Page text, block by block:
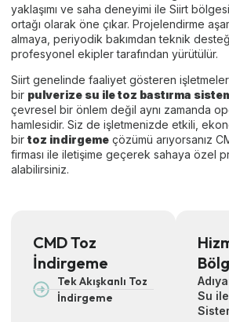
yaklaşımı ve saha deneyimi ile Siirt
ortağı olarak öne çıkar. Projelendirme
almaya, periyodik bakımdan teknik
profesyonel ekipler tarafından yürütülür.
Siirt genelinde faaliyet gösteren
bir pulverize su ile toz bastırma
çevresel bir önlem değil aynı zamanda
hamlesidir. Siz de işletmenizde etkili,
bir toz indirgeme çözümü arıyorsanız
firması ile iletişime geçerek sahaya özel
alabilirsiniz.
CMD Toz
İndirgeme
Tek Akışkanlı Toz
İndirgeme
Su